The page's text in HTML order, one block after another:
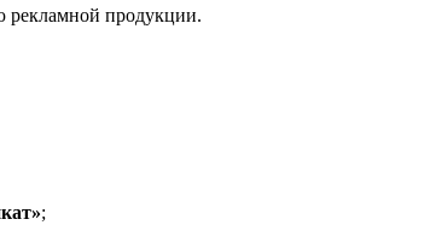
рекламной продукции.
;